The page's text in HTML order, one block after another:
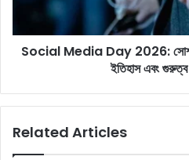
:
লি
d
2
Social Media Day 2026: সোশ্যাল
ইতিহাস এবং গুরুত্ব
Related Articles